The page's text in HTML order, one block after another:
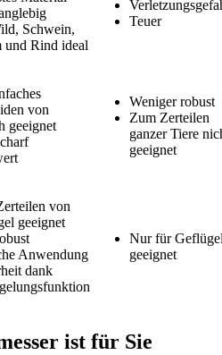
Schwein,
und Rind ideal
Teuer
von
geeignet
Weniger robust
Zum Zerteilen
ganzer Tiere
geeignet
von
geeignet
Anwendung
dank
Nur für
geeignet
ist für Sie